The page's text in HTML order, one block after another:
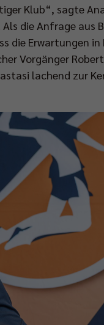
Klub“, sagte
die Anfrage aus
die Erwartungen in
Vorgänger
lachend zur